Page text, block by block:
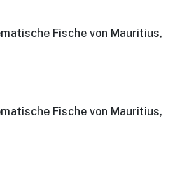
Fische von Mauritius,
Fische von Mauritius,